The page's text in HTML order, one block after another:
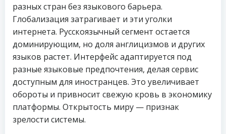
разных стран без языкового барьера.
Глобализация затрагивает и эти уголки
интернета. Русскоязычный сегмент остается
доминирующим, но доля англицизмов и других
языков растет. Интерфейс адаптируется под
разные языковые предпочтения, делая сервис
доступным для иностранцев. Это увеличивает
обороты и привносит свежую кровь в экономику
платформы. Открытость миру — признак
зрелости системы.